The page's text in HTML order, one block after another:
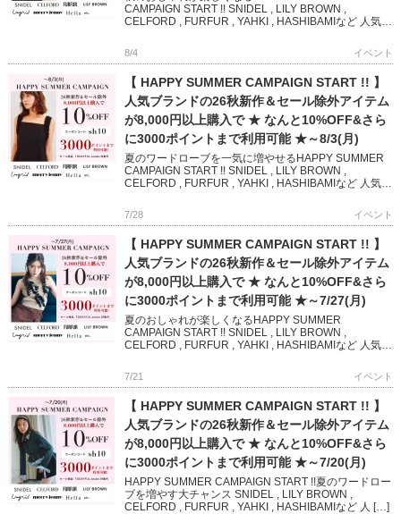
CAMPAIGN START !! SNIDEL , LILY BROWN ,
CELFORD , FURFUR , YAHKI , HASHIBAMIなど 人気ブ
8/4 イベント
【 HAPPY SUMMER CAMPAIGN START !! 】
人気ブランドの26秋新作＆セール除外アイテム
が8,000円以上購入で ★ なんと10%OFF&さら
に3000ポイントまで利用可能 ★～8/3(月)
夏のワードローブを一気に増やせるHAPPY SUMMER
CAMPAIGN START !! SNIDEL , LILY BROWN ,
CELFORD , FURFUR , YAHKI , HASHIBAMIなど 人気
7/28 イベント
【 HAPPY SUMMER CAMPAIGN START !! 】
人気ブランドの26秋新作＆セール除外アイテム
が8,000円以上購入で ★ なんと10%OFF&さら
に3000ポイントまで利用可能 ★～7/27(月)
夏のおしゃれが楽しくなるHAPPY SUMMER
CAMPAIGN START !! SNIDEL , LILY BROWN ,
CELFORD , FURFUR , YAHKI , HASHIBAMIなど 人気ブ
7/21 イベント
【 HAPPY SUMMER CAMPAIGN START !! 】
人気ブランドの26秋新作＆セール除外アイテム
が8,000円以上購入で ★ なんと10%OFF&さら
に3000ポイントまで利用可能 ★～7/20(月)
HAPPY SUMMER CAMPAIGN START !!夏のワードロー
ブを増やす大チャンス SNIDEL , LILY BROWN ,
CELFORD , FURFUR , YAHKI , HASHIBAMIなど 人 […]